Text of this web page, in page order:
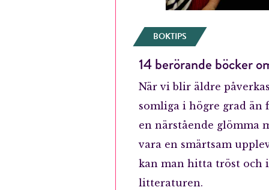
BOKTIPS
14 berörande böcker
När vi blir äldre
somliga i högre grad än
en närstående glömma
vara en smärtsam
kan man hitta tröst och
litteraturen.